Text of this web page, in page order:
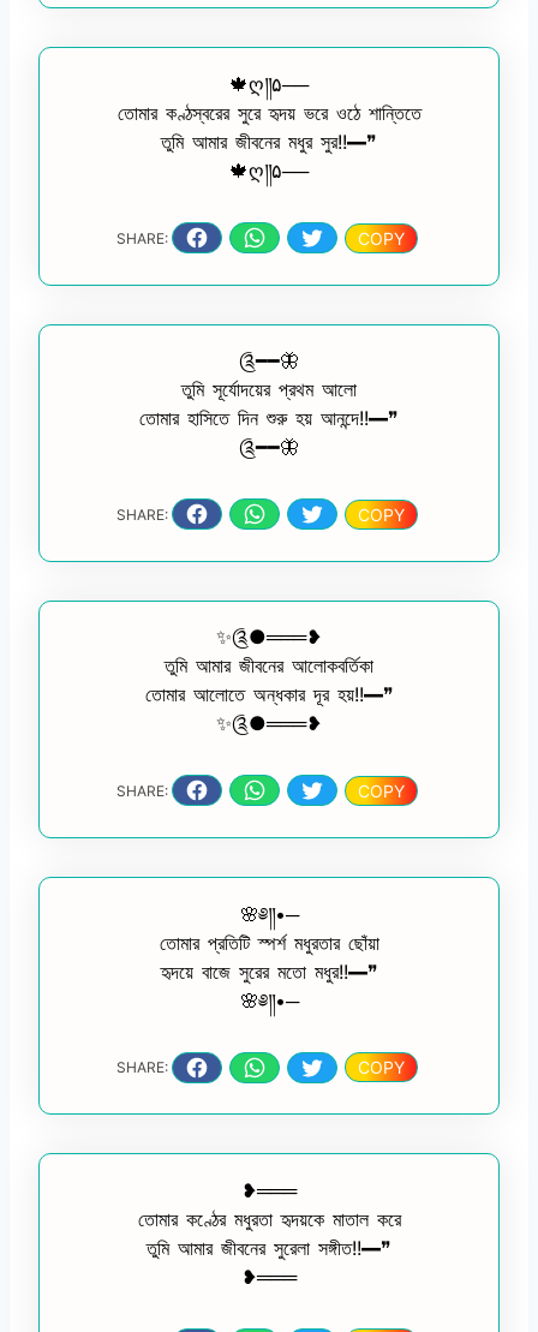
🍁ღ༎۵──
তোমার কণ্ঠস্বরের সুরে হৃদয় ভরে ওঠে শান্তিতে
তুমি আমার জীবনের মধুর সুর!!━❞
🍁ღ༎۵──
SHARE: COPY
༊━━🦋
তুমি সূর্যোদয়ের প্রথম আলো
তোমার হাসিতে দিন শুরু হয় আনন্দে!!━❞
༊━━🦋
SHARE: COPY
✨༊●═══❥
তুমি আমার জীবনের আলোকবর্তিকা
তোমার আলোতে অন্ধকার দূর হয়!!━❞
✨༊●═══❥
SHARE: COPY
🌸༅༎•─
তোমার প্রতিটি স্পর্শ মধুরতার ছোঁয়া
হৃদয়ে বাজে সুরের মতো মধুর!!━❞
🌸༅༎•─
SHARE: COPY
❥═══
তোমার কণ্ঠের মধুরতা হৃদয়কে মাতাল করে
তুমি আমার জীবনের সুরেলা সঙ্গীত!!━❞
❥═══